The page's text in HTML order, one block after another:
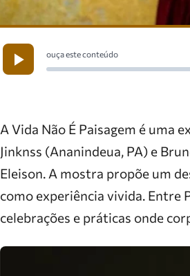
ouça este conteúdo
A Vida Não É Paisagem é uma
Jinknss (Ananindeua, PA) e
Eleison. A mostra propõe um
como experiência vivida. Entre
celebrações e práticas onde